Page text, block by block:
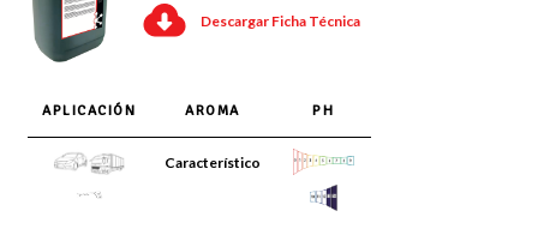
Descargar Ficha Técnica
APLICACIÓN AROMA PH
Característico